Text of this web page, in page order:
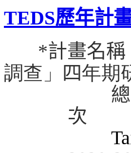
TEDS歷年計
*計畫名稱
調查」
四年期
次